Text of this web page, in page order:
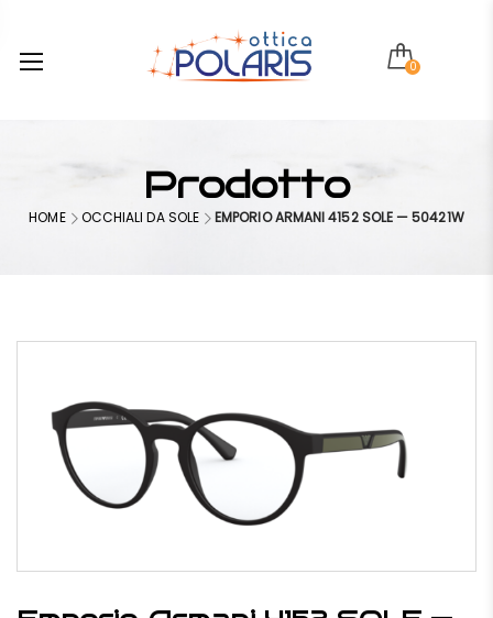
0
Prodotto
HOME OCCHIALI DA SOLE EMPORIO ARMANI 4152 SOLE — 50421W